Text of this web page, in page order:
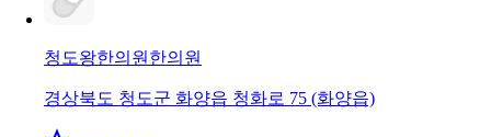
청도왕한의원 한의원
경상북도 청도군 화양읍 청화로 75 (화양읍)